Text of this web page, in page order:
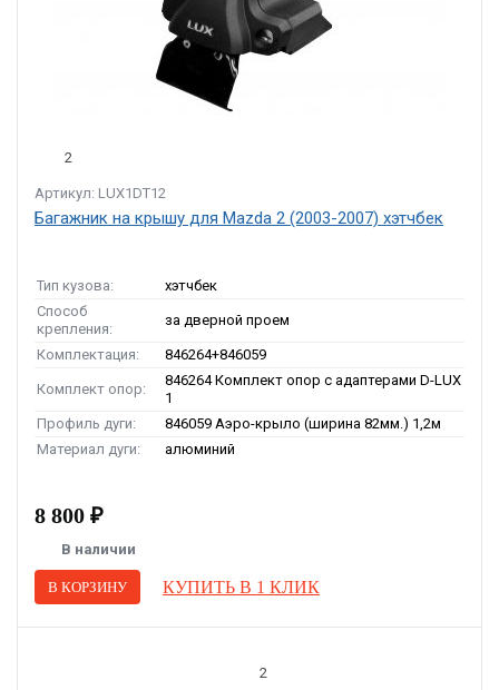
2
Артикул: LUX1DT12
Багажник на крышу для Mazda 2 (2003-2007) хэтчбек
Тип кузова:
хэтчбек
Способ
крепления:
за дверной проем
Комплектация: 846264+846059
Комплект опор:
846264 Комплект опор с адаптерами D-LUX
1
Профиль дуги:
846059 Аэро-крыло (ширина 82мм.) 1,2м
Материал дуги:
алюминий
8 800 ₽
В наличии
В КОРЗИНУ КУПИТЬ В 1 КЛИК
2